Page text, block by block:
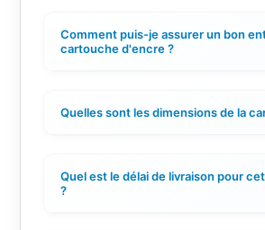
Comment puis-je assurer un bon
cartouche d'encre ?
Quelles sont les dimensions de la
Quel est le délai de livraison pour
?